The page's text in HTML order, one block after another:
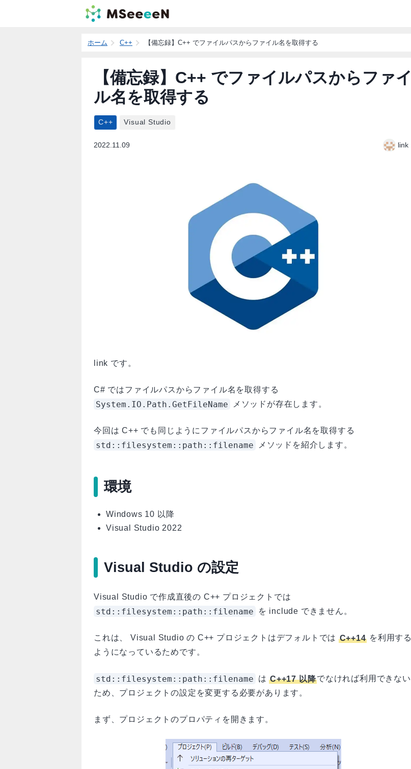
ホーム C++ 【備忘録】C++ でファイルパスからファイル名を取得する
【備忘録】C++ でファイルパスからファイ
ル名を取得する
C++ Visual Studio
2022.11.09 link
link です。
C# ではファイルパスからファイル名を取得する
System.IO.Path.GetFileName メソッドが存在します。
今回は C++ でも同じようにファイルパスからファイル名を取得する
std::filesystem::path::filename メソッドを紹介します。
環境
Windows 10 以降
Visual Studio 2022
Visual Studio の設定
Visual Studio で作成直後の C++ プロジェクトでは
std::filesystem::path::filename を include できません。
これは、 Visual Studio の C++ プロジェクトはデフォルトでは C++14 を利用する
ようになっているためです。
std::filesystem::path::filename はC++17 以降でなければ利用できない
ため、プロジェクトの設定を変更する必要があります。
まず、プロジェクトのプロパティを開きます。